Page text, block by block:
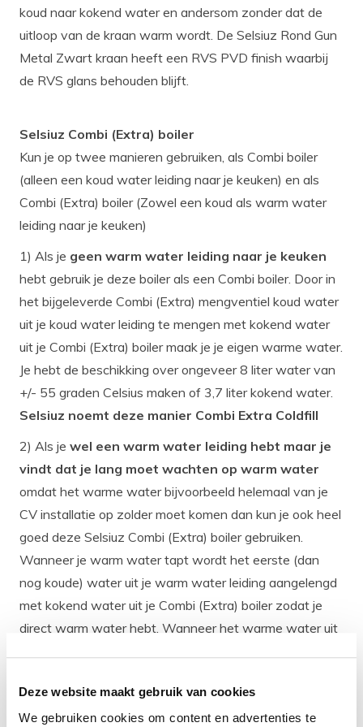
Deze website maakt gebruik van cookies
We gebruiken cookies om content en advertenties te
koud naar kokend water en andersom zonder dat de
uitloop van de kraan warm wordt. De Selsiuz Rond Gun
Metal Zwart kraan heeft een RVS PVD finish waarbij
de RVS glans behouden blijft.
Selsiuz Combi (Extra) boiler
Kun je op twee manieren gebruiken, als Combi boiler
(alleen een koud water leiding naar je keuken) en als
Combi (Extra) boiler (Zowel een koud als warm water
leiding naar je keuken)
1) Als je geen warm water leiding naar je keuken
hebt gebruik je deze boiler als een Combi boiler. Door in
het bijgeleverde Combi (Extra) mengventiel koud water
uit je koud water leiding te mengen met kokend water
uit je Combi (Extra) boiler maak je je eigen warme water.
Je hebt de beschikking over ongeveer 8 liter water van
+/- 55 graden Celsius maken of 3,7 liter kokend water.
Selsiuz noemt deze manier Combi Extra Coldfill
2) Als je wel een warm water leiding hebt maar je
vindt dat je lang moet wachten op warm water
omdat het warme water bijvoorbeeld helemaal van je
CV installatie op zolder moet komen dan kun je ook heel
goed deze Selsiuz Combi (Extra) boiler gebruiken.
Wanneer je warm water tapt wordt het eerste (dan
nog koude) water uit je warm water leiding aangelengd
met kokend water uit je Combi (Extra) boiler zodat je
direct warm water hebt. Wanneer het warme water uit
warm leiding het over en stopt het mengventiel met het
bijmengen van kokend water. Op deze manier heb je